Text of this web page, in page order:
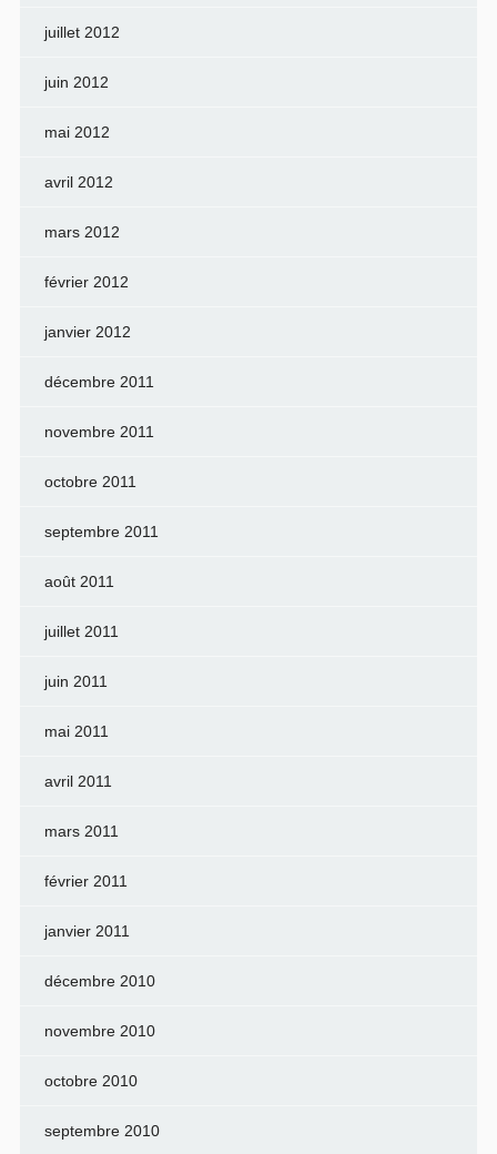
juillet 2012
juin 2012
mai 2012
avril 2012
mars 2012
février 2012
janvier 2012
décembre 2011
novembre 2011
octobre 2011
septembre 2011
août 2011
juillet 2011
juin 2011
mai 2011
avril 2011
mars 2011
février 2011
janvier 2011
décembre 2010
novembre 2010
octobre 2010
septembre 2010